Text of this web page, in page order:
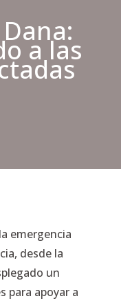
a las
emergencia
desde la
un
para apoyar a